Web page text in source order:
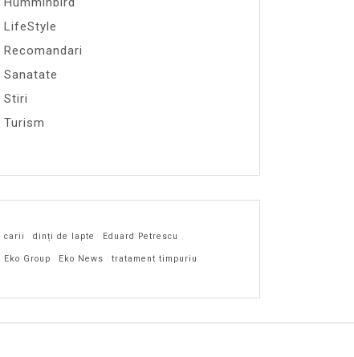
LifeStyle
Recomandari
Sanatate
Stiri
Turism
carii dinți de lapte Eduard Petrescu
Eko Group Eko News tratament timpuriu